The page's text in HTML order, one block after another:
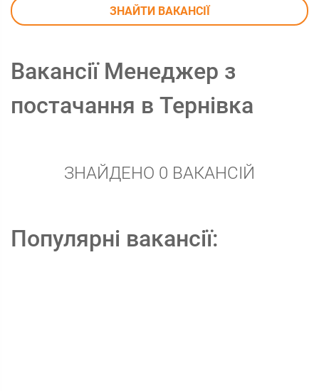
ЗНАЙТИ ВАКАНСІЇ
Вакансії Менеджер з
постачання в Тернівка
ЗНАЙДЕНО 0 ВАКАНСІЙ
Популярні вакансії: